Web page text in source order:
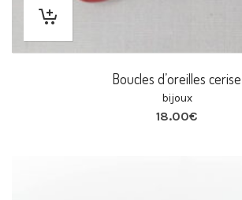
Boucles d’oreilles cerise
bijoux
18.00€